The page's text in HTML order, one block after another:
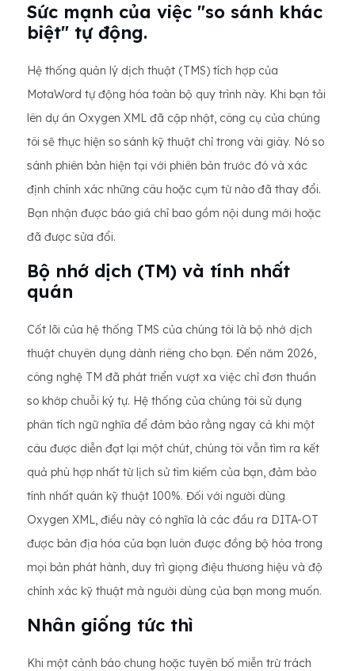
Sức mạnh của việc "so sánh khác
biệt" tự động.
Hệ thống quản lý dịch thuật (TMS) tích hợp của
MotaWord tự động hóa toàn bộ quy trình này. Khi bạn tải
lên dự án Oxygen XML đã cập nhật, công cụ của chúng
tôi sẽ thực hiện so sánh kỹ thuật chỉ trong vài giây. Nó so
sánh phiên bản hiện tại với phiên bản trước đó và xác
định chính xác những câu hoặc cụm từ nào đã thay đổi.
Bạn nhận được báo giá chỉ bao gồm nội dung mới hoặc
đã được sửa đổi.
Bộ nhớ dịch (TM) và tính nhất
quán
Cốt lõi của hệ thống TMS của chúng tôi là bộ nhớ dịch
thuật chuyên dụng dành riêng cho bạn. Đến năm 2026,
công nghệ TM đã phát triển vượt xa việc chỉ đơn thuần
so khớp chuỗi ký tự. Hệ thống của chúng tôi sử dụng
phân tích ngữ nghĩa để đảm bảo rằng ngay cả khi một
câu được diễn đạt lại một chút, chúng tôi vẫn tìm ra kết
quả phù hợp nhất từ ​​lịch sử tìm kiếm của bạn, đảm bảo
tính nhất quán kỹ thuật 100%. Đối với người dùng
Oxygen XML, điều này có nghĩa là các đầu ra DITA-OT
được bản địa hóa của bạn luôn được đồng bộ hóa trong
mọi bản phát hành, duy trì giọng điệu thương hiệu và độ
chính xác kỹ thuật mà người dùng của bạn mong muốn.
Nhân giống tức thì
Khi một cảnh báo chung hoặc tuyên bố miễn trừ trách